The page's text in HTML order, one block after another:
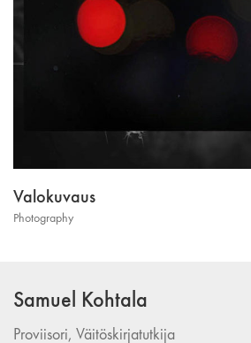
Valokuvaus
Photography
Samuel Kohtala
Proviisori, Väitöskirjatutkija